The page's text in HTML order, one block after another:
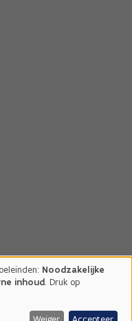
Noodzakelijke
inhoud. Druk op